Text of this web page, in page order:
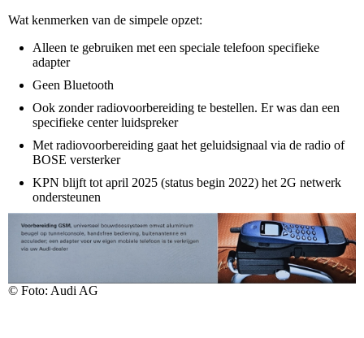
Wat kenmerken van de simpele opzet:
Alleen te gebruiken met een speciale telefoon specifieke
adapter
Geen Bluetooth
Ook zonder radiovoorbereiding te bestellen. Er was dan een
specifieke center luidspreker
Met radiovoorbereiding gaat het geluidsignaal via de radio of
BOSE versterker
KPN blijft tot april 2025 (status begin 2022) het 2G netwerk
ondersteunen
© Foto: Audi AG